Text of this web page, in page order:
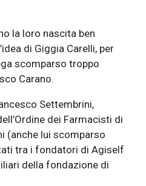
la loro nascita ben
di Giggia Carelli, per
scomparso troppo
Carano.
Settembrini,
dei Farmacisti di
(anche lui scomparso
tra i fondatori di Agiself
della fondazione di